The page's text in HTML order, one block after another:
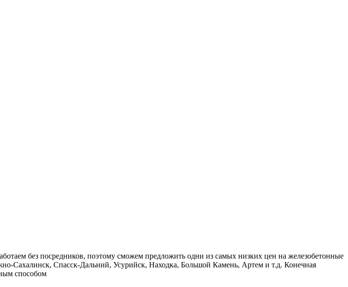
без посредников, поэтому сможем предложить одни из самых низких цен на железобетонные
Сахалинск, Спасск-Дальний, Усурийск, Находка, Большой Камень, Артем и т.д. Конечная
способом